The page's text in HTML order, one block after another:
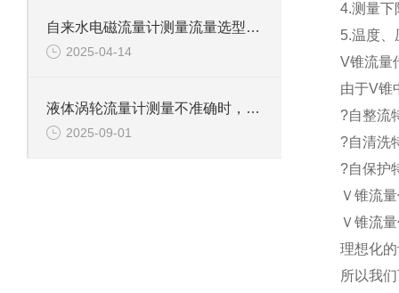
自来水电磁流量计测量流量选型方法及注意事项
2025-04-14
液体涡轮流量计测量不准确时，应注意什么？
2025-09-01
4.测量下
5.温度
V锥流量
由于V锥
?自整流
?自清洗
?自保护
Ｖ锥流
Ｖ锥流
理想化
所以我